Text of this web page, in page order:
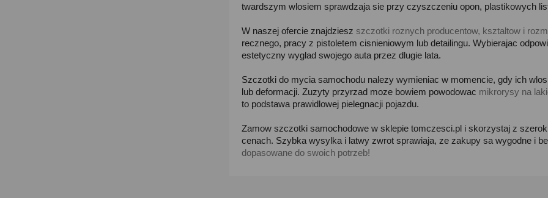
twardszym wlosiem sprawdzaja sie przy czyszczeniu opon, plastikowych
W naszej ofercie znajdziesz szczotki roznych producentow, ksztaltow i
recznego, pracy z pistoletem cisnieniowym lub detailingu. Wybierajac
estetyczny wyglad swojego auta przez dlugie lata.
Szczotki do mycia samochodu nalezy wymieniac w momencie, gdy ich
lub deformacji. Zuzyty przyrzad moze bowiem powodowac mikrorysy na
to podstawa prawidlowej pielegnacji pojazdu.
Zamow szczotki samochodowe w sklepie tomczesci.pl i skorzystaj z
cenach. Szybka wysylka i latwy zwrot sprawiaja, ze zakupy sa wygodne i
dopasowane do swoich potrzeb!